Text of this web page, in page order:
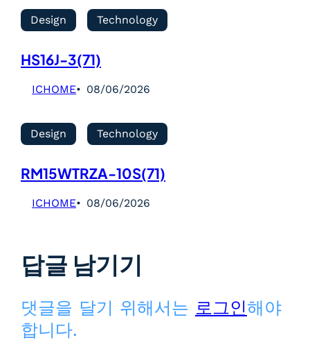
Design Technology
HS16J-3(71)
ICHOME 08/06/2026
Design Technology
RM15WTRZA-10S(71)
ICHOME 08/06/2026
답글 남기기
댓글을 달기 위해서는 로그인해야
합니다.